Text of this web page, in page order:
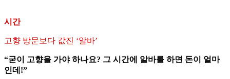
시간
고향 방문보다 값진 ‘알바’
“굳이 고향을 가야 하나요? 그 시간에 알바를 하면 돈이 얼마
인데!”